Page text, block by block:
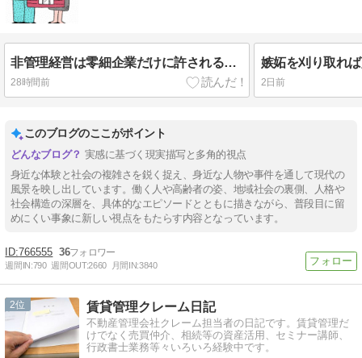
非管理経営は零細企業だけに許される武器
28時間前
嫉妬を刈り取れ
2日前
このブログのここがポイント
実感に基づく現実描写と多角的視点
身近な体験と社会の複雑さを鋭く捉え、身近な人物や事件を通して現代の
風景を映し出しています。働く人や高齢者の姿、地域社会の裏側、人格や
社会構造の深層を、具体的なエピソードとともに描きながら、普段目に留
めにくい事象に新しい視点をもたらす内容となっています。
766555 36
週間IN:790 週間OUT:2660 月間IN:3840
2 賃貸管理クレーム日記
不動産管理会社クレーム担当者の日記です。賃貸管理だ
けでなく売買仲介、相続等の資産活用、セミナー講師、
行政書士業務等々いろいろ経験中です。